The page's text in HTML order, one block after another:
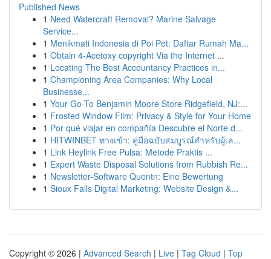
Published News
1 Need Watercraft Removal? Marine Salvage
Service...
1 Menikmati Indonesia di Poi Pet: Daftar Rumah Ma...
1 Obtain 4-Acetoxy copyright Via the Internet ...
1 Locating The Best Accountancy Practices in...
1 Championing Area Companies: Why Local
Businesse...
1 Your Go-To Benjamin Moore Store Ridgefield, NJ:...
1 Frosted Window Film: Privacy & Style for Your Home
1 Por qué viajar en compañía Descubre el Norte d...
1 HITWINBET ทางเข้า: คู่มือฉบับสมบูรณ์สำหรับผู้เล...
1 Link Heylink Free Pulsa: Metode Praktis ...
1 Expert Waste Disposal Solutions from Rubbish Re...
1 Newsletter-Software Quentn: Eine Bewertung
1 Sioux Falls Digital Marketing: Website Design &...
Copyright © 2026 | Advanced Search | Live | Tag Cloud | Top